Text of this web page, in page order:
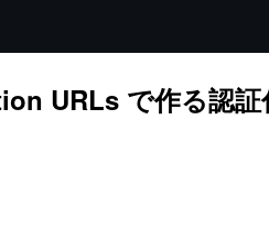
URLs で作る認